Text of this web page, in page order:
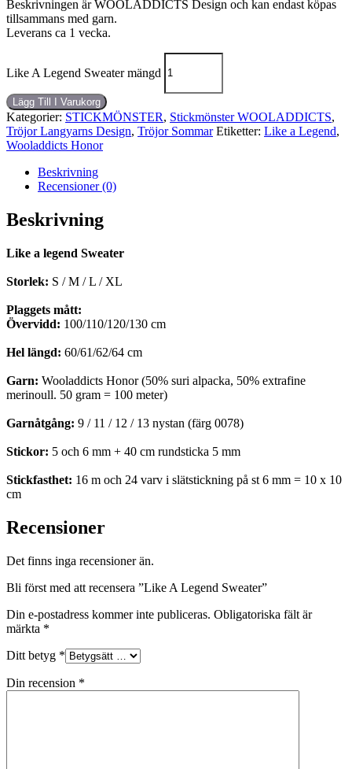
Beskrivningen är WOOLADDICTS Design och kan endast köpas
tillsammans med garn.
Leverans ca 1 vecka.
Like A Legend Sweater mängd
Lägg Till I Varukorg
Kategorier: STICKMÖNSTER, Stickmönster WOOLADDICTS,
Tröjor Langyarns Design, Tröjor Sommar Etiketter: Like a Legend,
Wooladdicts Honor
Beskrivning
Recensioner (0)
Beskrivning
Like a legend Sweater
Storlek: S / M / L / XL
Plaggets mått:
Övervidd: 100/110/120/130 cm
Hel längd: 60/61/62/64 cm
Garn: Wooladdicts Honor (50% suri alpacka, 50% extrafine
merinoull. 50 gram = 100 meter)
Garnåtgång: 9 / 11 / 12 / 13 nystan (färg 0078)
Stickor: 5 och 6 mm + 40 cm rundsticka 5 mm
Stickfasthet: 16 m och 24 varv i slätstickning på st 6 mm = 10 x 10
cm
Recensioner
Det finns inga recensioner än.
Bli först med att recensera ”Like A Legend Sweater”
Din e-postadress kommer inte publiceras. Obligatoriska fält är
märkta *
Ditt betyg *
Din recension *